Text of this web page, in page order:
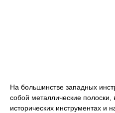
На большинстве западных
собой металлические
исторических инструментах и